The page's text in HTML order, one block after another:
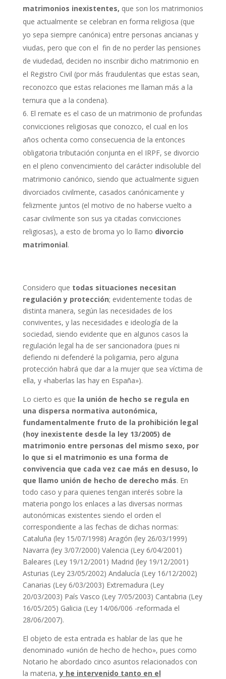
matrimonios inexistentes, que son los matrimonios
que actualmente se celebran en forma religiosa (que
yo sepa siempre canónica) entre personas ancianas y
viudas, pero que con el fin de no perder las pensiones
de viudedad, deciden no inscribir dicho matrimonio en
el Registro Civil (por más fraudulentas que estas sean,
reconozco que estas relaciones me llaman más a la
ternura que a la condena).
El remate es el caso de un matrimonio de profundas
convicciones religiosas que conozco, el cual en los
años ochenta como consecuencia de la entonces
obligatoria tributación conjunta en el IRPF, se divorcio
en el pleno convencimiento del carácter indisoluble del
matrimonio canónico, siendo que actualmente siguen
divorciados civilmente, casados canónicamente y
felizmente juntos (el motivo de no haberse vuelto a
casar civilmente son sus ya citadas convicciones
religiosas), a esto de broma yo lo llamo divorcio
matrimonial.
Considero que todas situaciones necesitan
regulación y protección; evidentemente todas de
distinta manera, según las necesidades de los
conviventes, y las necesidades e ideología de la
sociedad, siendo evidente que en algunos casos la
regulación legal ha de ser sancionadora (pues ni
defiendo ni defenderé la poligamia, pero alguna
protección habrá que dar a la mujer que sea víctima de
ella, y «haberlas las hay en España»).
Lo cierto es que la unión de hecho se regula en
una dispersa normativa autonómica,
fundamentalmente fruto de la prohibición legal
(hoy inexistente desde la ley 13/2005) de
matrimonio entre personas del mismo sexo, por
lo que si el matrimonio es una forma de
convivencia que cada vez cae más en desuso, lo
que llamo unión de hecho de derecho más. En
todo caso y para quienes tengan interés sobre la
materia pongo los enlaces a las diversas normas
autonómicas existentes siendo el orden el
correspondiente a las fechas de dichas normas:
Cataluña (ley 15/07/1998) Aragón (ley 26/03/1999)
Navarra (ley 3/07/2000) Valencia (Ley 6/04/2001)
Baleares (Ley 19/12/2001) Madrid (ley 19/12/2001)
Asturias (Ley 23/05/2002) Andalucía (Ley 16/12/2002)
Canarias (Ley 6/03/2003) Extremadura (Ley
20/03/2003) País Vasco (Ley 7/05/2003) Cantabria (Ley
16/05/205) Galicia (Ley 14/06/006 -reformada el
28/06/2007).
El objeto de esta entrada es hablar de las que he
denominado «unión de hecho de hecho», pues como
Notario he abordado cinco asuntos relacionados con
la materia,y he intervenido tanto en el